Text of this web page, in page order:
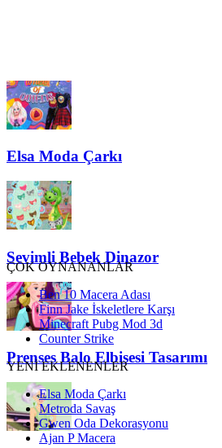
Elsa Moda Çarkı
Sevimli Bebek Dinazor
Prenses Balo Elbisesi Tasarımı
ÇOK OYNANANLAR
Ben 10 Macera Adası
Finn Jake İskeletlere Karşı
Minecraft Pubg Mod 3d
Counter Strike
YENİ EKLENENLER
Elsa Moda Çarkı
Metroda Savaş
Gwen Oda Dekorasyonu
Ajan P Macera